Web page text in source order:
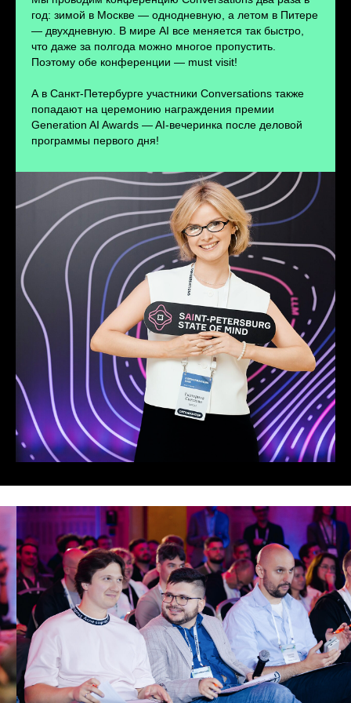
год: зимой в Москве — однодневную, а летом в Питере
— двухдневную. В мире AI все меняется так быстро,
что даже за полгода можно многое пропустить.
Поэтому обе конференции — must visit!
А в Санкт-Петербурге участники Conversations также
попадают на церемонию награждения премии
Generation AI Awards — AI-вечеринка после деловой
программы первого дня!
ПЕРЕЙТИ